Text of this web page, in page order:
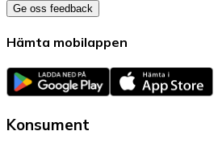
Ge oss feedback
Hämta mobilappen
Konsument